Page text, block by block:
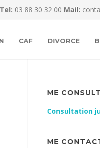
Tel: 03 88 30 32 00 Mail:
CAF DIVORCE
ME
Consultation
ME